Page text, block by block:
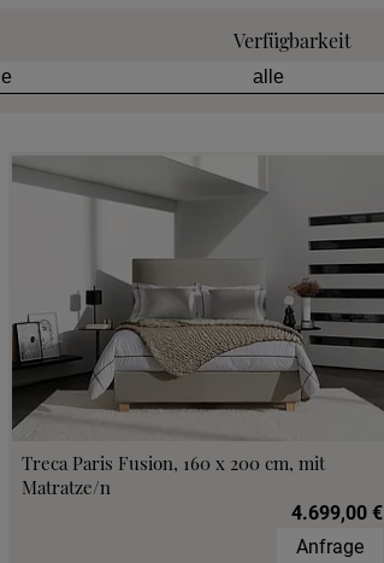
anfordern
Hotel
Verfügbarkeit
Treca Paris Fusion, 160 x 200 cm, mit
Matratze/n
4.699,00 €
Anfrage